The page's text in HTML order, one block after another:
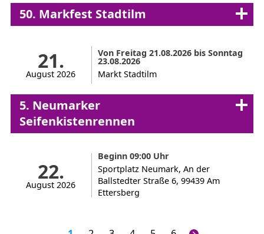
50. Markfest Stadtilm
21.
August 2026
Von Freitag 21.08.2026 bis Sonntag
23.08.2026
Markt Stadtilm
5. Neumarker
Seifenkistenrennen
22.
August 2026
Beginn 09:00 Uhr
Sportplatz Neumark, An der
Ballstedter Straße 6, 99439 Am
Ettersberg